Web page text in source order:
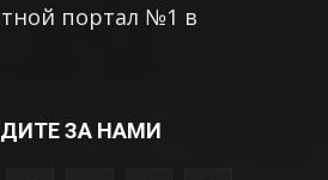
портал №1 в
ЗА НАМИ